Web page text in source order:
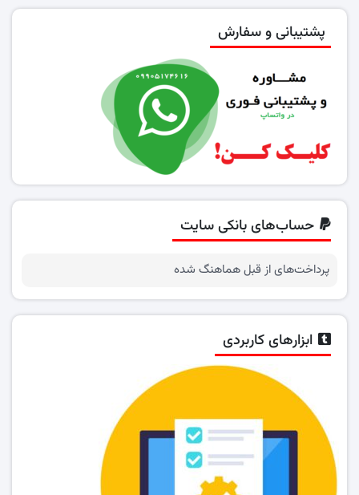
پشتیبانی و سفارش
حساب‌های بانکی سایت
پرداخت‌های از قبل هماهنگ شده
ابزارهای کاربردی